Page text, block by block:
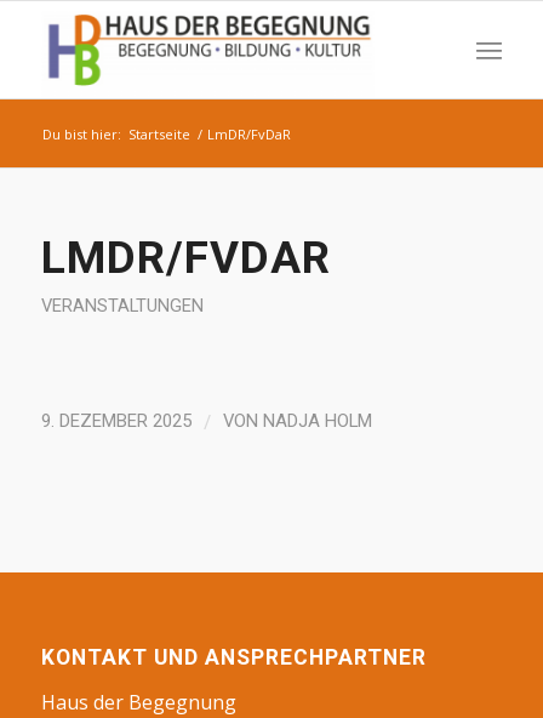
Du bist hier: Startseite / LmDR/FvDaR
LMDR/FVDAR
VERANSTALTUNGEN
9. DEZEMBER 2025 / VON NADJA HOLM
KONTAKT UND ANSPRECHPARTNER
Haus der Begegnung